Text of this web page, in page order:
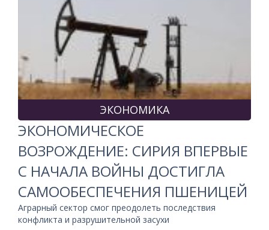
ЭКОНОМИКА
ЭКОНОМИЧЕСКОЕ
ВОЗРОЖДЕНИЕ: СИРИЯ ВПЕРВЫЕ
С НАЧАЛА ВОЙНЫ ДОСТИГЛА
САМООБЕСПЕЧЕНИЯ ПШЕНИЦЕЙ
Аграрный сектор смог преодолеть последствия
конфликта и разрушительной засухи